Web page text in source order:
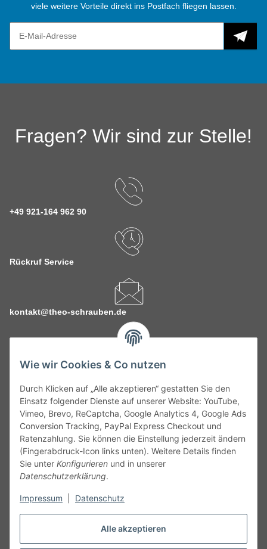
Alle akzeptieren
Wie wir Cookies & Co nutzen
Durch Klicken auf „Alle akzeptieren“ gestatten Sie den
Einsatz folgender Dienste auf unserer Website: YouTube,
Vimeo, Brevo, ReCaptcha, Google Analytics 4, Google Ads
Conversion Tracking, PayPal Express Checkout und
Ratenzahlung. Sie können die Einstellung jederzeit ändern
(Fingerabdruck-Icon links unten). Weitere Details finden
Sie unter Konfigurieren und in unserer
Datenschutzerklärung.
Impressum Datenschutz
viele weitere Vorteile direkt ins Postfach fliegen lassen.
Fragen? Wir sind zur Stelle!
+49 921-164 962 90
Rückruf Service
kontakt@theo-schrauben.de
Service
Gesetzliche Informationen
Alle technischen Angaben ohne Gewähr. Irrtümer und fehlerhafte
Angaben vorbehalten. Wenn Sie Datenblätter oder spezielle
unseren Kundenservice. Abbildungen der Artikel können
Vertrag widerrufen